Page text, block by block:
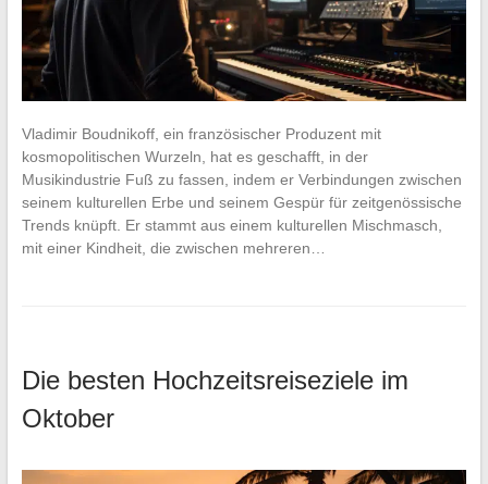
Vladimir Boudnikoff, ein französischer Produzent mit
kosmopolitischen Wurzeln, hat es geschafft, in der
Musikindustrie Fuß zu fassen, indem er Verbindungen zwischen
seinem kulturellen Erbe und seinem Gespür für zeitgenössische
Trends knüpft. Er stammt aus einem kulturellen Mischmasch,
mit einer Kindheit, die zwischen mehreren…
Die besten Hochzeitsreiseziele im
Oktober